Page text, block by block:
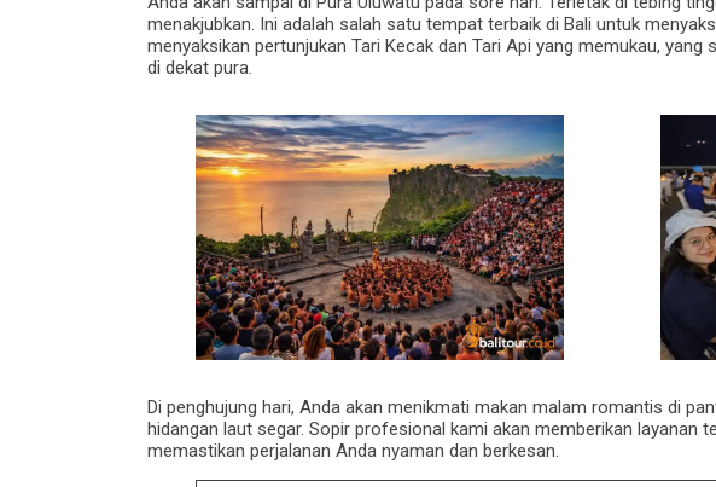
menakjubkan. Ini adalah salah satu tempat terbaik di Bali untuk
menyaksikan pertunjukan Tari Kecak dan Tari Api yang memukau,
di dekat pura.
Di penghujung hari, Anda akan menikmati makan malam romantis di
hidangan laut segar. Sopir profesional kami akan memberikan layanan
memastikan perjalanan Anda nyaman dan berkesan.